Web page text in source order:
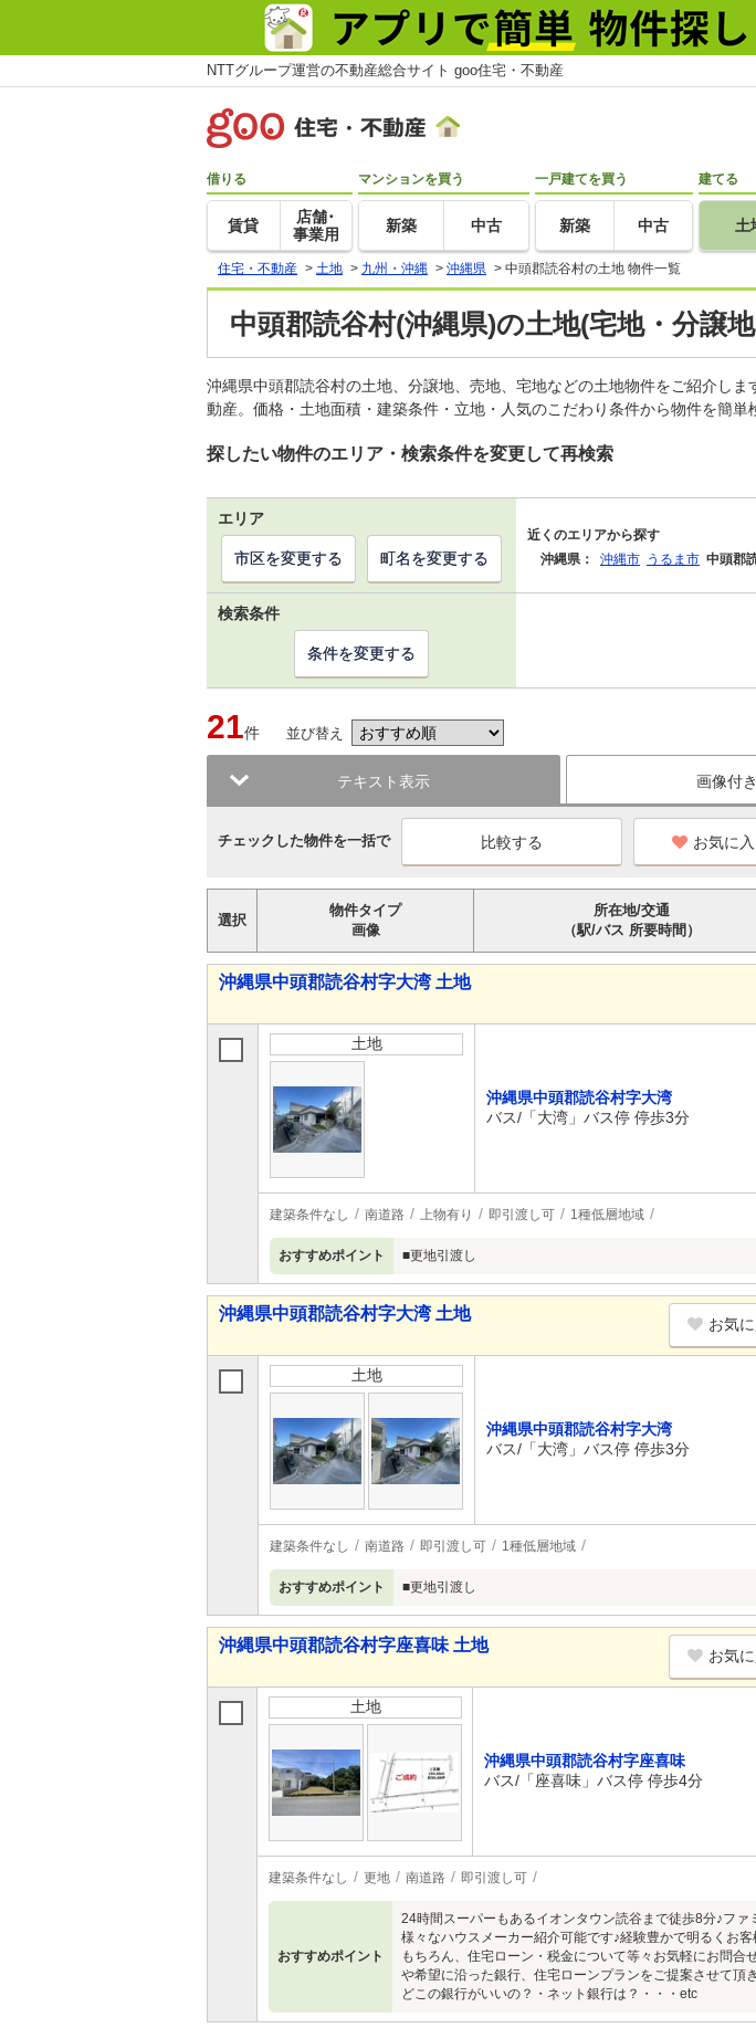
NTTグループ運営の不動産総合サイト goo住宅・不動産
借りる
賃貸
店舗･
事業用
マンションを買う
新築 中古
一戸建てを買う
新築 中古
建てる
土
住宅・不動産 > 土地 > 九州・沖縄 > 沖縄県 > 中頭郡読谷村の土地 物件一覧
中頭郡読谷村(沖縄県)の土地(宅地・分譲
沖縄県中頭郡読谷村の土地、分譲地、売地、宅地などの土地物件をご紹介し
動産。価格・土地面積・建築条件・立地・人気のこだわり条件から物件を簡
探したい物件のエリア・検索条件を変更して再検索
エリア
近くのエリアから探す
沖縄県：
沖縄市 うるま市 中頭郡
市区を変更する 町名を変更する
検索条件
条件を変更する
21件 並び替え
テキスト表示 画像付
チェックした物件を一括で お気に
選択
物件タイプ
画像
所在地/交通
（駅/バス 所要時間）
沖縄県中頭郡読谷村字大湾 土地
土地
沖縄県中頭郡読谷村字大湾
バス/「大湾」バス停 停歩3分
建築条件なし 南道路 上物有り 即引渡し可 1種低層地域
おすすめポイント ■更地引渡し
沖縄県中頭郡読谷村字大湾 土地
お気
土地
沖縄県中頭郡読谷村字大湾
バス/「大湾」バス停 停歩3分
建築条件なし 南道路 即引渡し可 1種低層地域
おすすめポイント ■更地引渡し
沖縄県中頭郡読谷村字座喜味 土地
お気
土地
沖縄県中頭郡読谷村字座喜味
バス/「座喜味」バス停 停歩4分
建築条件なし 更地 南道路 即引渡し可
おすすめポイント
24時間スーパーもあるイオンタウン読谷まで徒歩8分♪フ
様々なハウスメーカー紹介可能です♪経験豊かで明るくお
もちろん、住宅ローン・税金について等々お気軽にお問
や希望に沿った銀行、住宅ローンプランをご提案させて頂
どこの銀行がいいの？・ネット銀行は？・・・etc